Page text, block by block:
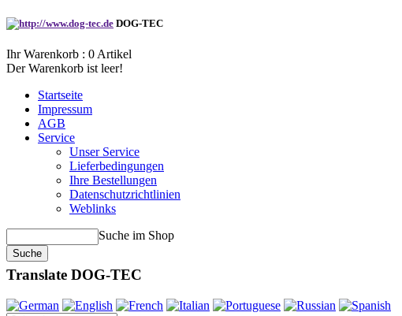
DOG-TEC
Ihr Warenkorb : 0 Artikel
Der Warenkorb ist leer!
Startseite
Impressum
AGB
Service
Unser Service
Lieferbedingungen
Ihre Bestellungen
Datenschutzrichtlinien
Weblinks
Suche im Shop
Translate DOG-TEC